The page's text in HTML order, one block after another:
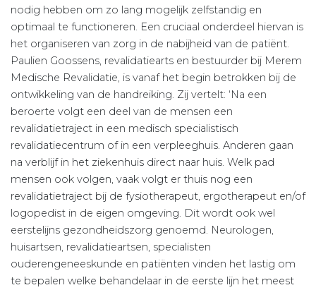
nodig hebben om zo lang mogelijk zelfstandig en
optimaal te functioneren. Een cruciaal onderdeel hiervan is
het organiseren van zorg in de nabijheid van de patiënt.
Paulien Goossens, revalidatiearts en bestuurder bij Merem
Medische Revalidatie, is vanaf het begin betrokken bij de
ontwikkeling van de handreiking. Zij vertelt: ‘Na een
beroerte volgt een deel van de mensen een
revalidatietraject in een medisch specialistisch
revalidatiecentrum of in een verpleeghuis. Anderen gaan
na verblijf in het ziekenhuis direct naar huis. Welk pad
mensen ook volgen, vaak volgt er thuis nog een
revalidatietraject bij de fysiotherapeut, ergotherapeut en/of
logopedist in de eigen omgeving. Dit wordt ook wel
eerstelijns gezondheidszorg genoemd. Neurologen,
huisartsen, revalidatieartsen, specialisten
ouderengeneeskunde en patiënten vinden het lastig om
te bepalen welke behandelaar in de eerste lijn het meest